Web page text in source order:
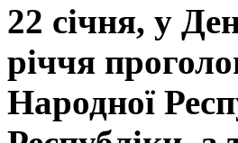
22 січня, у
річчя
Народної